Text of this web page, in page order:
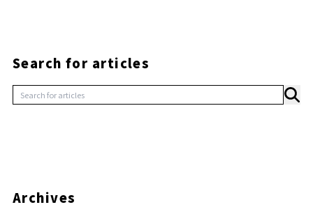
Search for articles
Archives